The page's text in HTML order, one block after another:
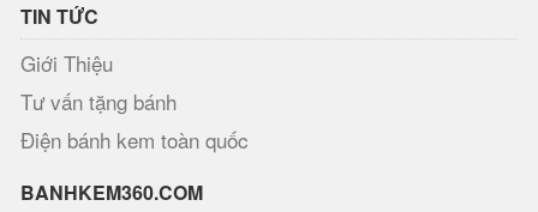
TIN TỨC
Giới Thiệu
Tư vấn tặng bánh
Điện bánh kem toàn quốc
BANHKEM360.COM